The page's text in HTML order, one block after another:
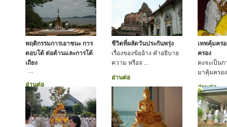
พฤติกรรมการเอาชนะ การ
ตอบโต้ ต่อต้านและการโต้
เถียง
...
อ่านต่อ
ชีวิตที่ผลัดวันประกันพรุ่ง
เรื่องของข้ออ้าง คำอธิบาย
ความ หรือจ ...
อ่านต่อ
เทพคุ้มคร
ครอง
คงจะเป็น
มาคุ้มครอง
อ่านต่อ